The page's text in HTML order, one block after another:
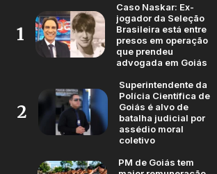
1
Caso Naskar: Ex-
jogador da Seleção
Brasileira está entre
presos em operação
que prendeu
advogada em Goiás
2
Superintendente da
Polícia Científica de
Goiás é alvo de
batalha judicial por
assédio moral
coletivo
PM de Goiás tem